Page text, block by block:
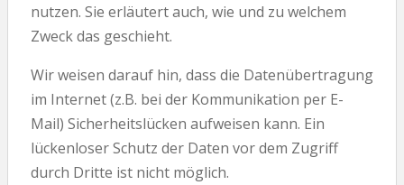
nutzen. Sie erläutert auch, wie und zu welchem
Zweck das geschieht.
Wir weisen darauf hin, dass die Datenübertragung
im Internet (z.B. bei der Kommunikation per E-
Mail) Sicherheitslücken aufweisen kann. Ein
lückenloser Schutz der Daten vor dem Zugriff
durch Dritte ist nicht möglich.